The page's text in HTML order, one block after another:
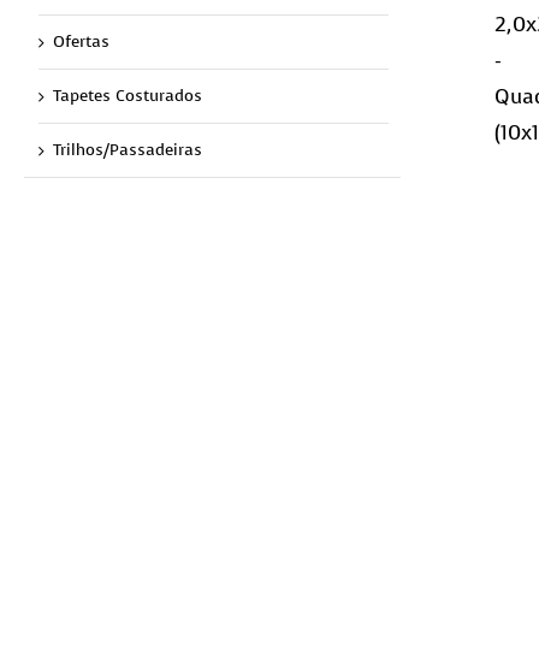
Ofertas
Tapetes Costurados
Trilhos/Passadeiras